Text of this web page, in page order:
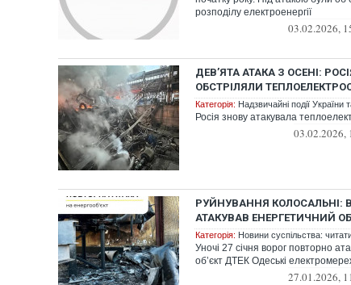
розподілу електроенергії
03.02.2026,
ДЕВ’ЯТА АТАКА З ОСЕНІ:
ОБСТРІЛЯЛИ
Категорія: Надзвичайні події України
Росія знову атакувала
03.02.2026,
РУЙНУВАННЯ КОЛОСАЛЬНІ:
АТАКУВАВ ЕНЕРГЕТИЧНИЙ
Категорія: Новини суспільства:
Уночі 27 січня ворог повторно
обʼєкт ДТЕК Одеські
27.01.2026,